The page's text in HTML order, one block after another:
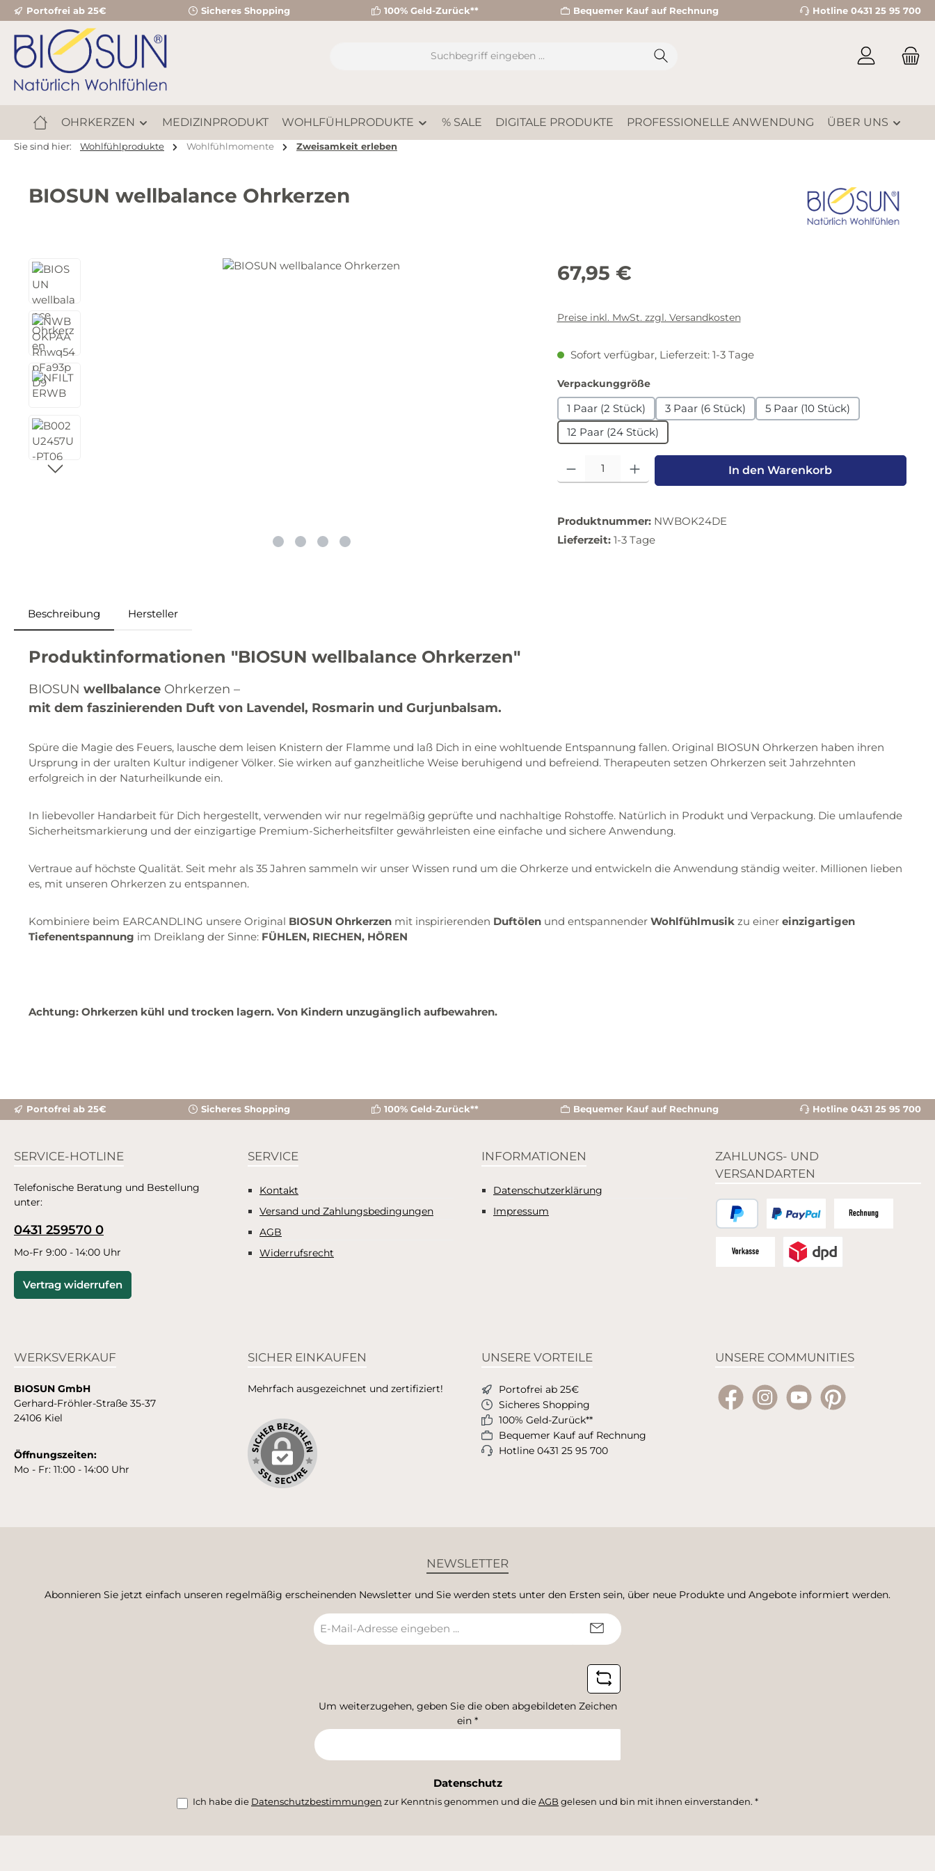
Hauptinhalt springen
Zur Suche springen
Zur Hauptnavigation springen
Portofrei ab 25€ Sicheres Shopping 100% Geld-Zurück** Bequemer Kauf auf Rechnung Hotline 0431 25 95 700
OHRKERZEN MEDIZINPRODUKT WOHLFÜHLPRODUKTE % SALE DIGITALE PRODUKTE PROFESSIONELLE ANWENDUNG ÜBER UNS
Sie sind hier: Wohlfühlprodukte Wohlfühlmomente Zweisamkeit erleben
BIOSUN wellbalance Ohrkerzen
Bildergalerie überspringen Regulärer Preis:
67,95 €
Preise inkl. MwSt. zzgl. Versandkosten
Sofort verfügbar, Lieferzeit: 1-3 Tage
Verpackunggrößeauswählen
1 Paar (2 Stück) 3 Paar (6 Stück)
5 Paar (10 Stück)
12 Paar (24 Stück)
Produkt Anzahl: Gib den gewünschten Wert ein oder benutze die
In den Warenkorb
Produktnummer: NWBOK24DE
Lieferzeit: 1-3 Tage
Beschreibung Hersteller
Produktinformationen "BIOSUN wellbalance Ohrkerzen"
BIOSUN wellbalance Ohrkerzen –
mit dem faszinierenden Duft von Lavendel, Rosmarin und Gurjunbalsam.
Spüre die Magie des Feuers, lausche dem leisen Knistern der Flamme und laß Dich in eine wohltuende Entspannung fallen. Original BIOSUN Ohrkerzen haben ihren
Ursprung in der uralten Kultur indigener Völker. Sie wirken auf ganzheitliche Weise beruhigend und befreiend. Therapeuten setzen Ohrkerzen seit Jahrzehnten
erfolgreich in der Naturheilkunde ein.
In liebevoller Handarbeit für Dich hergestellt, verwenden wir nur regelmäßig geprüfte und nachhaltige Rohstoffe. Natürlich in Produkt und Verpackung. Die umlaufende
Sicherheitsmarkierung und der einzigartige Premium-Sicherheitsfilter gewährleisten eine einfache und sichere Anwendung.
Vertraue auf höchste Qualität. Seit mehr als 35 Jahren sammeln wir unser Wissen rund um die Ohrkerze und entwickeln die Anwendung ständig weiter. Millionen lieben
es, mit unseren Ohrkerzen zu entspannen.
Kombiniere beim EARCANDLING unsere Original BIOSUN Ohrkerzen mit inspirierenden Duftölen und entspannender Wohlfühlmusik zu einer einzigartigen
Tiefenentspannung im Dreiklang der Sinne: FÜHLEN, RIECHEN, HÖREN
Achtung: Ohrkerzen kühl und trocken lagern. Von Kindern unzugänglich aufbewahren.
Portofrei ab 25€ Sicheres Shopping 100% Geld-Zurück** Bequemer Kauf auf Rechnung Hotline 0431 25 95 700
SERVICE-HOTLINE
Telefonische Beratung und Bestellung
unter:
0431 259570 0
Mo-Fr 9:00 - 14:00 Uhr
Vertrag widerrufen
SERVICE
Kontakt
Versand und Zahlungsbedingungen
AGB
Widerrufsrecht
INFORMATIONEN
Datenschutzerklärung
Impressum
ZAHLUNGS- UND
VERSANDARTEN
WERKSVERKAUF
BIOSUN GmbH
Gerhard-Fröhler-Straße 35-37
24106 Kiel
Öffnungszeiten:
Mo - Fr: 11:00 - 14:00 Uhr
SICHER EINKAUFEN
Mehrfach ausgezeichnet und zertifiziert!
UNSERE COMMUNITIES
FacebookInstagramYouTubePinterest
UNSERE VORTEILE
Portofrei ab 25€
Sicheres Shopping
100% Geld-Zurück**
Bequemer Kauf auf Rechnung
Hotline 0431 25 95 700
NEWSLETTER
Abonnieren Sie jetzt einfach unseren regelmäßig erscheinenden Newsletter und Sie werden stets unter den Ersten sein, über neue Produkte und Angebote informiert werden.
E-
Mail-
Um weiterzugehen, geben Sie die oben abgebildeten Zeichen
ein *
Datenschutz
Ich habe die Datenschutzbestimmungen zur Kenntnis genommen und dieAGB gelesen und bin mit ihnen einverstanden. *